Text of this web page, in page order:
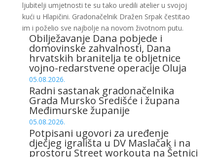
ljubitelji umjetnosti te su tako uredili atelier u svojoj
kući u Hlapičini. Gradonačelnik Dražen Srpak čestitao
im i poželio sve najbolje na novom životnom putu.
Obilježavanje Dana pobjede i
domovinske zahvalnosti, Dana
hrvatskih branitelja te obljetnice
vojno-redarstvene operacije Oluja
05.08.2026.
Radni sastanak gradonačelnika
Grada Mursko Središće i župana
Međimurske županije
05.08.2026.
Potpisani ugovori za uređenje
dječjeg igrališta u DV Maslačak i na
prostoru Street workouta na Šetnici